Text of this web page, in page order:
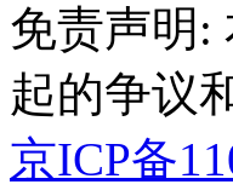
免责声明:
起的争议
京ICP备